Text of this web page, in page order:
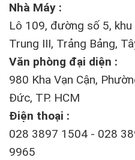
Nhà Máy :
Lô 109, đường số 5,
Trung III, Trảng Bảng,
Văn phòng đại diện :
980 Kha Vạn Cận,
Đức, TP. HCM
Điện thoại :
028 3897 1504 - 028
9965